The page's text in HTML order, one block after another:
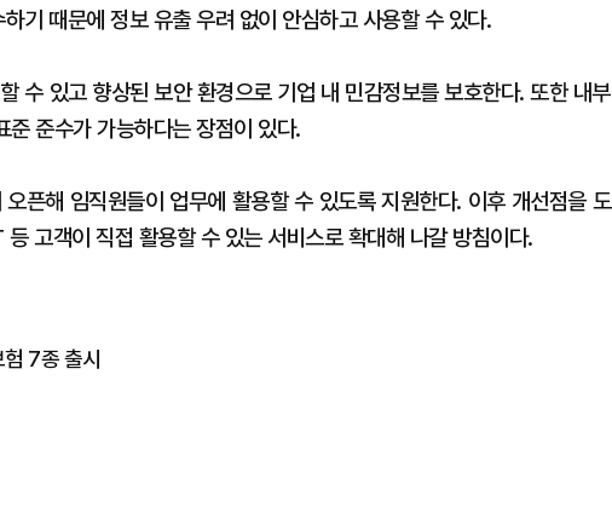
기 때문에 정보 유출 우려 없이 안심하고 사용할 수 있다.
수 있고 향상된 보안 환경으로 기업 내 민감정보를 보호한다. 또한 내부
준수가 가능하다는 장점이 있다.
픈해 임직원들이 업무에 활용할 수 있도록 지원한다. 이후 개선점을 도
고객이 직접 활용할 수 있는 서비스로 확대해 나갈 방침이다.
7종 출시